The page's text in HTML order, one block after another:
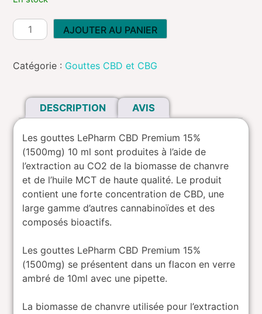
quantité
de
de
Premium
AJOUTER AU PANIER
Catégorie : Gouttes CBD et CBG
DESCRIPTION AVIS
Les gouttes LePharm CBD Premium 15%
(1500mg) 10 ml sont produites à l’aide de
l’extraction au CO2 de la biomasse de chanvre
et de l’huile MCT de haute qualité. Le produit
contient une forte concentration de CBD, une
large gamme d’autres cannabinoïdes et des
composés bioactifs.
Les gouttes LePharm CBD Premium 15%
(1500mg) se présentent dans un flacon en verre
ambré de 10ml avec une pipette.
La biomasse de chanvre utilisée pour l’extraction